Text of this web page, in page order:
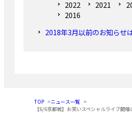
2022
2021
2016
2018年3月以前のお知らせ
TOP
ニュース一覧
【6/6京都戦】お笑いスペシャルライブ開